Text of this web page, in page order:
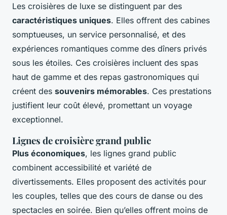
Les croisières de luxe se distinguent par des
caractéristiques uniques. Elles offrent des cabines
somptueuses, un service personnalisé, et des
expériences romantiques comme des dîners privés
sous les étoiles. Ces croisières incluent des spas
haut de gamme et des repas gastronomiques qui
créent des souvenirs mémorables. Ces prestations
justifient leur coût élevé, promettant un voyage
exceptionnel.
Lignes de croisière grand public
Plus économiques, les lignes grand public
combinent accessibilité et variété de
divertissements. Elles proposent des activités pour
les couples, telles que des cours de danse ou des
spectacles en soirée. Bien qu’elles offrent moins de